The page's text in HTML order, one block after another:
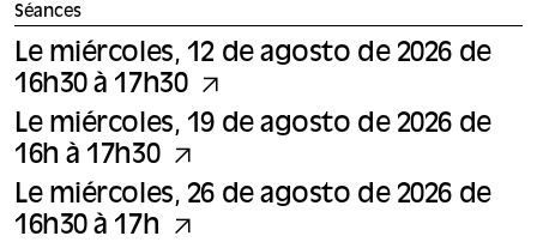
Séances
Le miércoles, 12 de agosto de 2026 de
16h30 à 17h30
Le miércoles, 19 de agosto de 2026 de
16h à 17h30
Le miércoles, 26 de agosto de 2026 de
16h30 à 17h